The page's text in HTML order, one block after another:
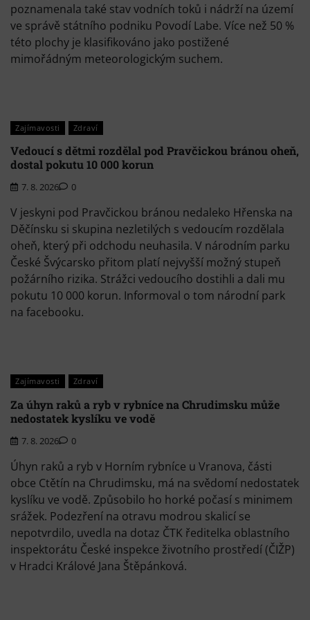
poznamenala také stav vodních toků i nádrží na území
ve správě státního podniku Povodí Labe. Více než 50 %
této plochy je klasifikováno jako postižené
mimořádným meteorologickým suchem.
Zajímavosti Zdraví
Vedoucí s dětmi rozdělal pod Pravčickou bránou oheň,
dostal pokutu 10 000 korun
7. 8. 2026 0
V jeskyni pod Pravčickou bránou nedaleko Hřenska na
Děčínsku si skupina nezletilých s vedoucím rozdělala
oheň, který při odchodu neuhasila. V národním parku
České Švýcarsko přitom platí nejvyšší možný stupeň
požárního rizika. Strážci vedoucího dostihli a dali mu
pokutu 10 000 korun. Informoval o tom národní park
na facebooku.
Zajímavosti Zdraví
Za úhyn raků a ryb v rybníce na Chrudimsku může
nedostatek kyslíku ve vodě
7. 8. 2026 0
Úhyn raků a ryb v Horním rybníce u Vranova, části
obce Ctětín na Chrudimsku, má na svědomí nedostatek
kyslíku ve vodě. Způsobilo ho horké počasí s minimem
srážek. Podezření na otravu modrou skalicí se
nepotvrdilo, uvedla na dotaz ČTK ředitelka oblastního
inspektorátu České inspekce životního prostředí (ČIŽP)
v Hradci Králové Jana Štěpánková.